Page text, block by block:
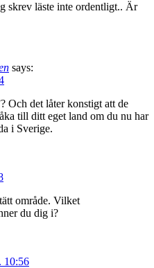
skrev läste inte ordentligt.. Är
says:
Och det låter konstigt att de
till ditt eget land om du nu har
i Sverige.
område. Vilket
du dig i?
10:56